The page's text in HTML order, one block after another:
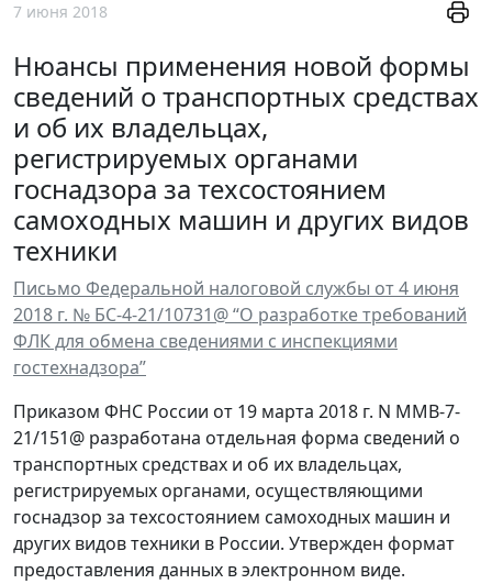
7 июня 2018
Нюансы применения новой формы
сведений о транспортных средствах
и об их владельцах,
регистрируемых органами
госнадзора за техсостоянием
самоходных машин и других видов
техники
Письмо Федеральной налоговой службы от 4 июня
2018 г. № БС-4-21/10731@ “О разработке требований
ФЛК для обмена сведениями с инспекциями
гостехнадзора”
Приказом ФНС России от 19 марта 2018 г. N ММВ-7-
21/151@ разработана отдельная форма сведений о
транспортных средствах и об их владельцах,
регистрируемых органами, осуществляющими
госнадзор за техсостоянием самоходных машин и
других видов техники в России. Утвержден формат
предоставления данных в электронном виде.